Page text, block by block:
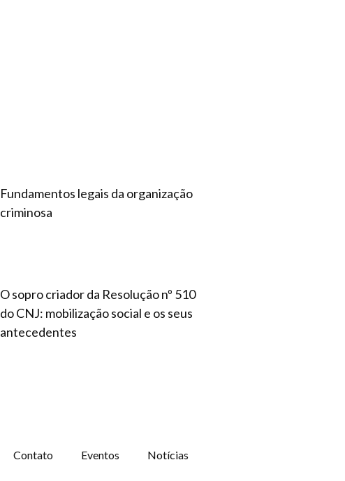
Fundamentos legais da organização
criminosa
O sopro criador da Resolução nº 510
do CNJ: mobilização social e os seus
antecedentes
Contato Eventos Notícias